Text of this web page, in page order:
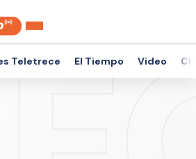
Teletrece El Tiempo Video